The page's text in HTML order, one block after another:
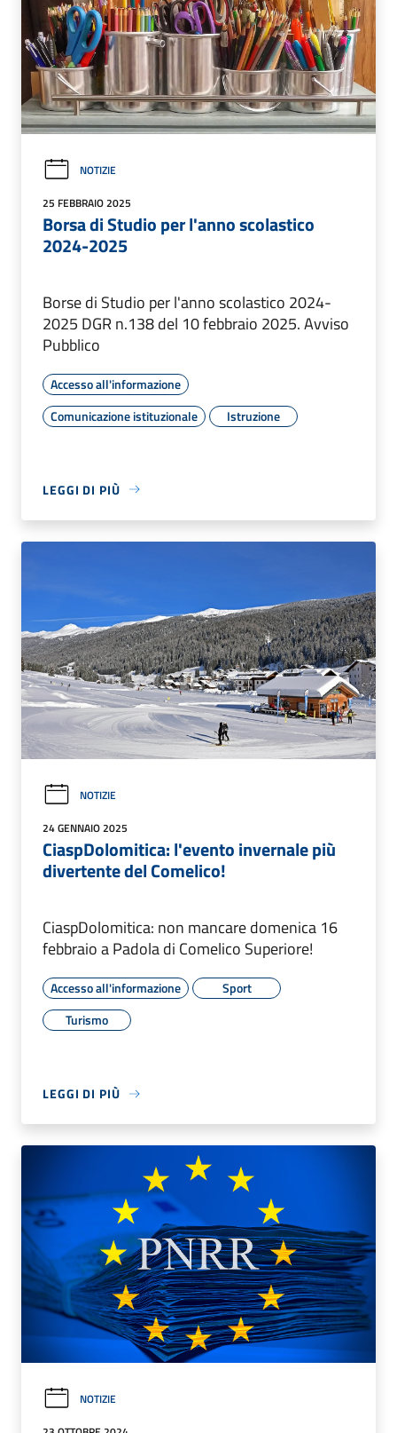
NOTIZIE
25 FEBBRAIO 2025
Borsa di Studio per l'anno scolastico
2024-2025
Borse di Studio per l'anno scolastico 2024-
2025 DGR n.138 del 10 febbraio 2025. Avviso
Pubblico
Accesso all'informazione
Comunicazione istituzionale
Istruzione
LEGGI DI PIÙ
NOTIZIE
24 GENNAIO 2025
CiaspDolomitica: l'evento invernale più
divertente del Comelico!
CiaspDolomitica: non mancare domenica 16
febbraio a Padola di Comelico Superiore!
Accesso all'informazione
Sport
Turismo
LEGGI DI PIÙ
NOTIZIE